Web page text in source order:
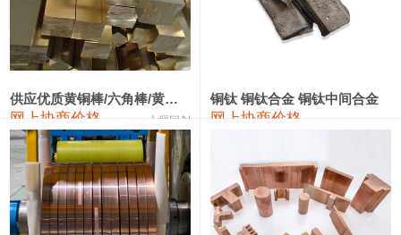
3303#硅 10,300—10,500 10,400
2202#硅 14,100—14,300
金属硅3303#-2202# 10,400—14,200 12,300 0
漆包线 111,970—115,970 113,970
磷铜合金 110,800—117,600 114,200 400
供应优质黄铜棒/六角棒/黄铜方板
网上协商价格 十堰同创
铜钛 铜钛合金 铜钛中间合金
网上协商价格